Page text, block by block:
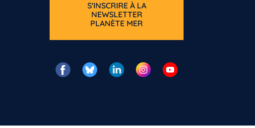
S'INSCRIRE À LA
NEWSLETTER
PLANÈTE MER